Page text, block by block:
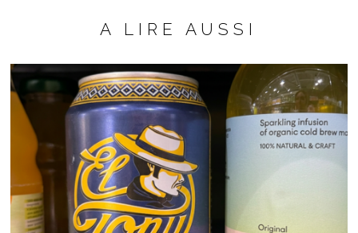
A LIRE AUSSI